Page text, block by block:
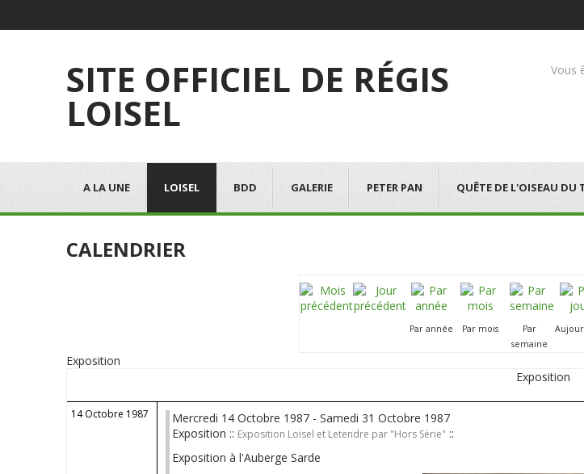
SITE OFFICIEL DE RÉGIS
LOISEL
Vous
A LA UNE LOISEL BDD GALERIE PETER PAN QUÊTE DE L'OISEAU DU
CALENDRIER
Par année Par mois
Par
semaine
Exposition
Exposition
14 Octobre 1987
Mercredi 14 Octobre 1987 - Samedi 31 Octobre 1987
Exposition :: Exposition Loisel et Letendre par "Hors Série" ::
Exposition à l'Auberge Sarde